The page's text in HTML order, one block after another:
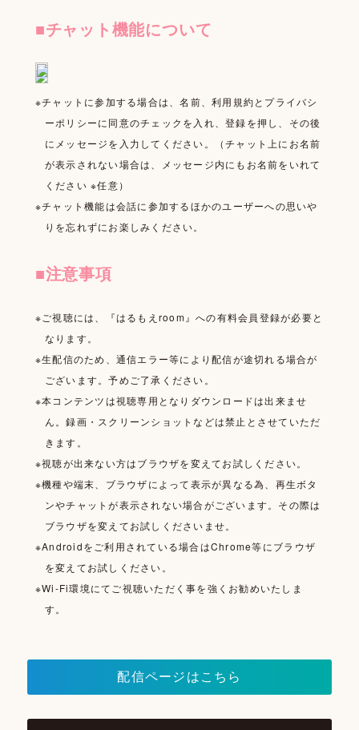
FAN LETTER
■チャット機能について
※チャットに参加する場合は、名前、利用規約とプライバシ
ーポリシーに同意のチェックを入れ、登録を押し、その後
にメッセージを入力してください。（チャット上にお名前
が表示されない場合は、メッセージ内にもお名前をいれて
ください ※任意）
※チャット機能は会話に参加するほかのユーザーへの思いや
りを忘れずにお楽しみください。
■注意事項
※ご視聴には、『はるもえroom』への有料会員登録が必要と
なります。
※生配信のため、通信エラー等により配信が途切れる場合が
ございます。予めご了承ください。
※本コンテンツは視聴専用となりダウンロードは出来ませ
ん。録画・スクリーンショットなどは禁止とさせていただ
きます。
※視聴が出来ない方はブラウザを変えてお試しください。
※機種や端末、ブラウザによって表示が異なる為、再生ボタ
ンやチャットが表示されない場合がございます。その際は
ブラウザを変えてお試しくださいませ。
※Androidをご利用されている場合はChrome等にブラウザ
を変えてお試しください。
※Wi-Fi環境にてご視聴いただく事を強くお勧めいたしま
す。
配信ページはこちら